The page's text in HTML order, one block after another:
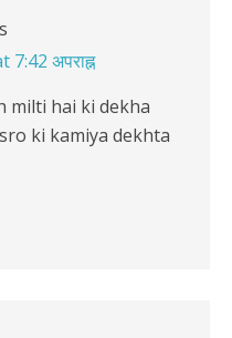
7:42 अपराह्न
milti hai ki dekha
ki kamiya dekhta